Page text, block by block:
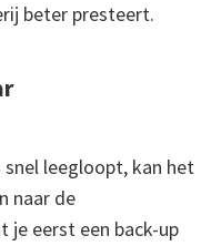
beter presteert.
snel leegloopt, kan het
naar de
je eerst een back-up